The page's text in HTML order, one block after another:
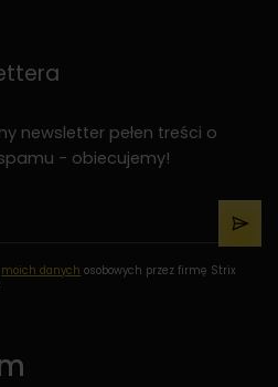
newsletter pełen treści o
- obiecujemy!
moich danych osobowych przez firmę Strix